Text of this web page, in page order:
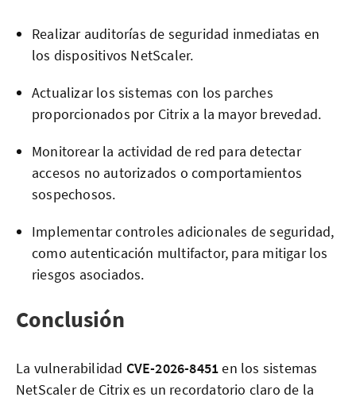
Realizar auditorías de seguridad inmediatas en
los dispositivos NetScaler.
Actualizar los sistemas con los parches
proporcionados por Citrix a la mayor brevedad.
Monitorear la actividad de red para detectar
accesos no autorizados o comportamientos
sospechosos.
Implementar controles adicionales de seguridad,
como autenticación multifactor, para mitigar los
riesgos asociados.
Conclusión
La vulnerabilidad CVE-2026-8451en los sistemas
NetScaler de Citrix es un recordatorio claro de la